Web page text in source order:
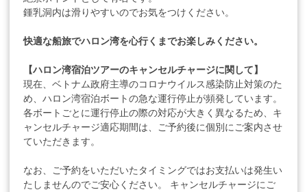
鍾乳洞内は滑りやすいのでお気をつけください。
快適な船旅でハロン湾を心行くまでお楽しみください。
【ハロン湾宿泊ツアーのキャンセルチャージに関して】
現在、ベトナム政府主導のコロナウイルス感染防止対策のた
め、ハロン湾宿泊ボートの急な運行停止が頻発しています。
各ボートごとに運行停止の際の対応が大きく異なるため、キ
ャンセルチャージ適応期間は、ご予約後に個別にご案内させ
ていただきます。
なお、ご予約をいただいたタイミングではお支払いは発生い
たしませんのでご安心ください。 キャンセルチャージにご